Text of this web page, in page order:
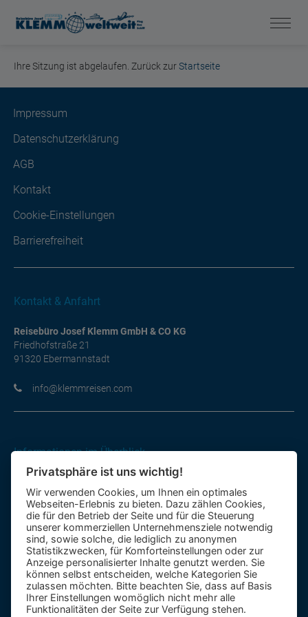
Ihre Sitzung ist abgelaufen. Zurück zurStartseite
Impressum
Datenschutzerklärung
AGB
Kontakt
Cookie-Einstellungen
Barrierefreiheit
Kontakt & Anfahrt
Reisebüro Josef Klemm GmbH & CO KG
Friedhofstraße 21
91320 Ebermannstadt
moc.nesiermmelk@ofni
Informationen im Überblick
Gutscheine
Kontakt-Formular
Anfahrt
Mietbus
Reisebewertung
Reiseinformationen A – Z
Privatsphäre ist uns wichtig!
Wir verwenden Cookies, um Ihnen ein optimales
Webseiten-Erlebnis zu bieten. Dazu zählen Cookies,
die für den Betrieb der Seite und für die Steuerung
unserer kommerziellen Unternehmensziele notwendig
sind, sowie solche, die lediglich zu anonymen
Statistikzwecken, für Komforteinstellungen oder zur
Anzeige personalisierter Inhalte genutzt werden. Sie
können selbst entscheiden, welche Kategorien Sie
zulassen möchten. Bitte beachten Sie, dass auf Basis
Ihrer Einstellungen womöglich nicht mehr alle
Funktionalitäten der Seite zur Verfügung stehen.